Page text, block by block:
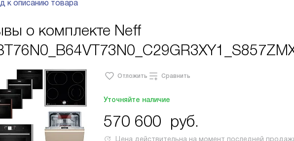
к описанию товара
о комплекте Neff
Отложить Сравнить
Уточняйте наличие
570 600 руб.
Цена действительна на момент последней